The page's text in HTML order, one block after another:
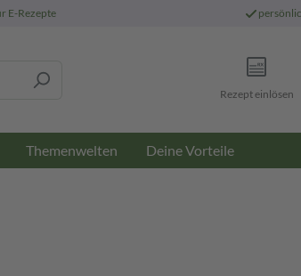
E-Rezepte
Rezept einlösen
Themenwelten Deine Vorteile